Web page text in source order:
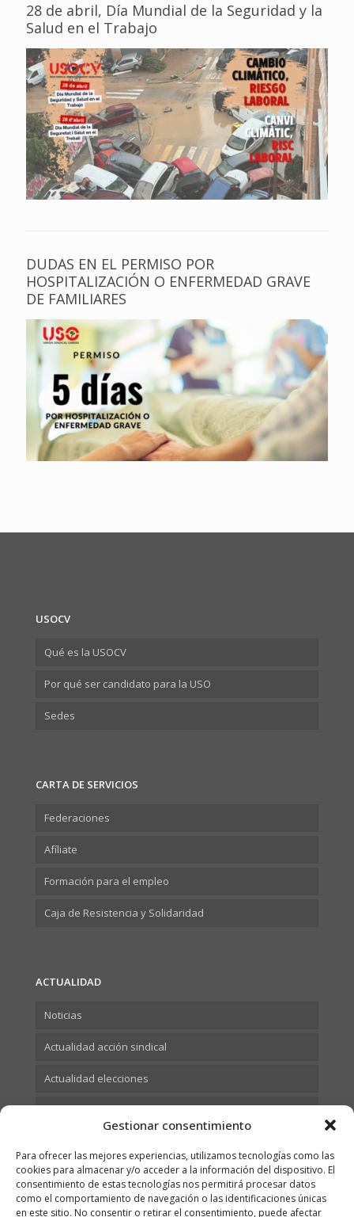
Gestionar consentimiento
Para ofrecer las mejores experiencias, utilizamos tecnologías como las
cookies para almacenar y/o acceder a la información del dispositivo. El
consentimiento de estas tecnologías nos permitirá procesar datos
como el comportamiento de navegación o las identificaciones únicas
en este sitio. No consentir o retirar el consentimiento, puede afectar
28 de abril, Día Mundial de la Seguridad y la
Salud en el Trabajo
DUDAS EN EL PERMISO POR
HOSPITALIZACIÓN O ENFERMEDAD GRAVE
DE FAMILIARES
USOCV
Qué es la USOCV
Por qué ser candidato para la USO
Sedes
CARTA DE SERVICIOS
Federaciones
Afíliate
Formación para el empleo
Caja de Resistencia y Solidaridad
ACTUALIDAD
Noticias
Actualidad acción sindical
Actualidad elecciones
Actualidad Formación